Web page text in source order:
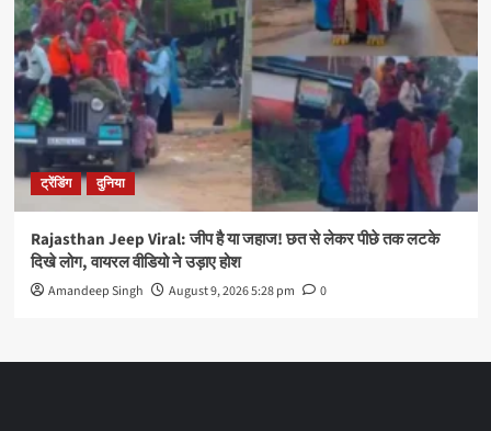
ट्रेंडिंग दुनिया
Rajasthan Jeep Viral: जीप है या जहाज! छत से लेकर पीछे तक लटके
दिखे लोग, वायरल वीडियो ने उड़ाए होश
Amandeep Singh August 9, 2026 5:28 pm 0